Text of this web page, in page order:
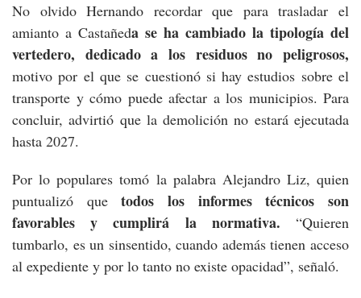
No olvido Hernando recordar que para trasladar el
amianto a Castañeda se ha cambiado la tipología del
vertedero, dedicado a los residuos no peligrosos,
motivo por el que se cuestionó si hay estudios sobre el
transporte y cómo puede afectar a los municipios. Para
concluir, advirtió que la demolición no estará ejecutada
hasta 2027.
Por lo populares tomó la palabra Alejandro Liz, quien
puntualizó quetodos los informes técnicos son
favorables y cumplirá la normativa. “Quieren
tumbarlo, es un sinsentido, cuando además tienen acceso
al expediente y por lo tanto no existe opacidad”, señaló.